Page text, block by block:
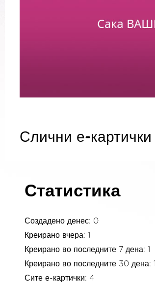
Слични е-картички
Статистика
Создадено денес: 0
Креирано вчера: 1
Креирано во последните 7 дена: 1
Креирано во последните 30 дена: 1
Сите е-картички: 4